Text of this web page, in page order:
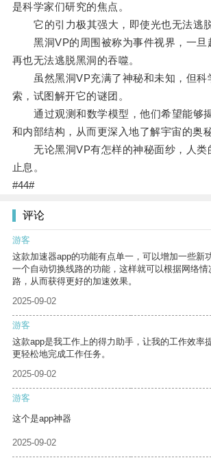
是科学家们研究的焦点。
它的引力极其强大，即使光也无法逃脱
黑洞VP的周围被称为事件视界，一旦
再也无法逃脱黑洞的吞噬。
虽然黑洞VP充满了神秘和未知，但科
索，试图解开它的谜团。
通过观测和数学模型，他们希望能够
和内部结构，从而更深入地了解宇宙的奥秘
无论黑洞VP有怎样的神秘面纱，人类
止息。
#44#
评论
游客
这款加速器app的功能有点单一，可以增加一些新
一个自动切换线路的功能，这样就可以根据网络
路，从而获得更好的加速效果。
2025-09-02
游客
这款app是我工作上的得力助手，让我的工作效率
更轻松地完成工作任务。
2025-09-02
游客
这个是app神器
2025-09-02